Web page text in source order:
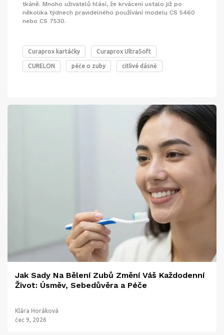
tkáně. Mnoho uživatelů hlásí, že krvácení ustalo již po
několika týdnech pravidelného používání modelu CS 5460
nebo CS 7530.
Curaprox kartáčky Curaprox UltraSoft
CURELON péče o zuby citlivé dásně
Jak Sady Na Bělení Zubů Změní Váš Každodenní
Život: Úsměv, Sebedůvěra a Péče
Klára Horáková
čec 9, 2026